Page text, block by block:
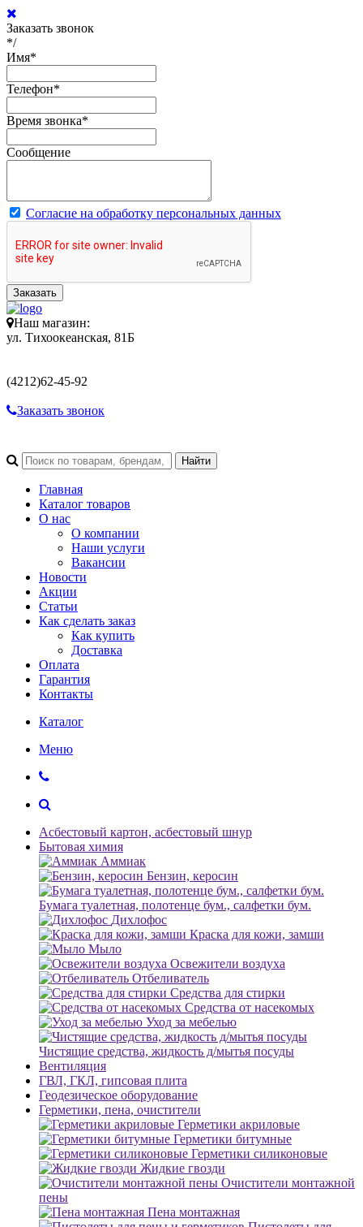
Заказать звонок
*/
Имя*
Телефон*
Время звонка*
Сообщение
Согласие на обработку персональных данных
Заказать
Наш магазин:
ул. Тихоокеанская, 81Б
(4212)62-45-92
Заказать звонок
Главная
Каталог товаров
О нас
О компании
Наши услуги
Вакансии
Новости
Акции
Статьи
Как сделать заказ
Как купить
Доставка
Оплата
Гарантия
Контакты
Каталог
Меню
Асбестовый картон, асбестовый шнур
Бытовая химия
Аммиак
Бензин, керосин
Бумага туалетная, полотенце бум., салфетки бум.
Дихлофос
Краска для кожи, замши
Мыло
Освежители воздуха
Отбеливатель
Средства для стирки
Средства от насекомых
Уход за мебелью
Чистящие средства, жидкость д/мытья посуды
Вентиляция
ГВЛ, ГКЛ, гипсовая плита
Геодезическое оборудование
Герметики, пена, очистители
Герметики акриловые
Герметики битумные
Герметики силиконовые
Жидкие гвозди
Очистители монтажной
пены
Пена монтажная